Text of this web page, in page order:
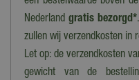
Breedte
68 cm
Hoogte
42 cm
Nederland gratis bezorgd*
zullen wij verzendkosten in
Let op: de verzendkosten
gewicht van de